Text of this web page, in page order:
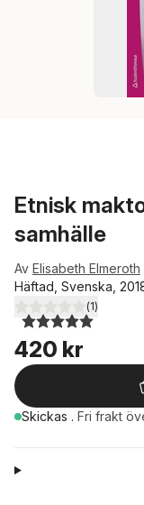
Etnisk
samhälle
Av Elisabeth Elmeroth
Häftad, Svenska,
5,0utav 5 stjärnor.
(1)
420 kr
Skickas . Fri frakt